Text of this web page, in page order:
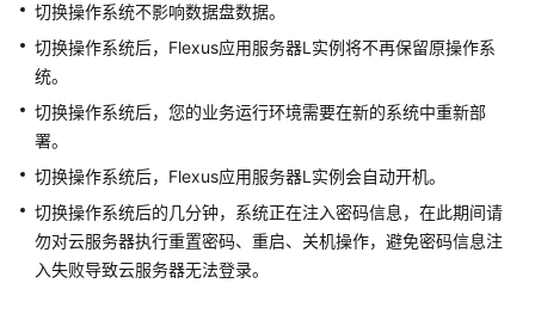
用
户
指
南
过
IAM
授
予
切换操作系统不影响数据盘数据。
切换操作系统后， Flexus应用服务器L实例将不再保留原操作系
统。
切换操作系统后，您的业务运行环境需要在新的系统中重新部
署。
切换操作系统后， Flexus应用服务器L实例会自动开机。
切换操作系统后的几分钟，系统正在注入密码信息，在此期间请
勿对云服务器执行重置密码、重启、关机操作，避免密码信息注
入失败导致云服务器无法登录。